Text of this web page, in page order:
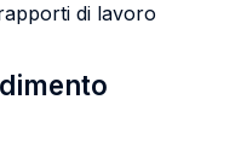
di lavoro